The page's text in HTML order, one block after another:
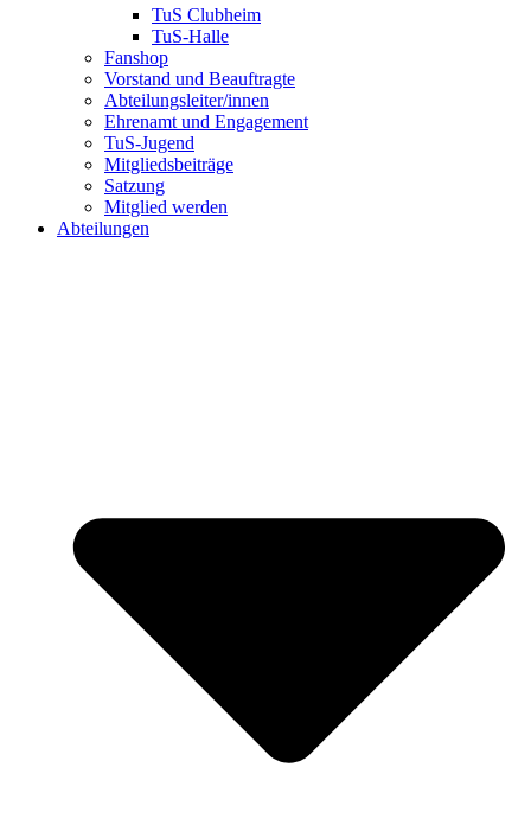
TuS Clubheim
TuS-Halle
Fanshop
Vorstand und Beauftragte
Abteilungsleiter/innen
Ehrenamt und Engagement
TuS-Jugend
Mitgliedsbeiträge
Satzung
Mitglied werden
Abteilungen